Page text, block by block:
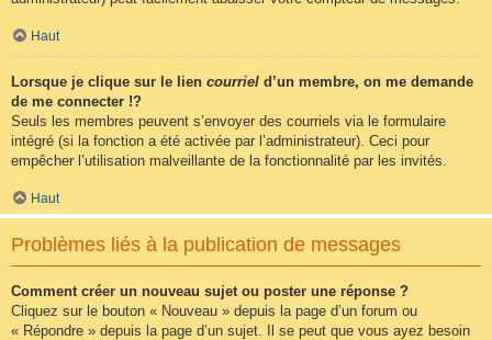
Haut
Lorsque je clique sur le lien courriel d’un membre, on me demande
de me connecter !?
Seuls les membres peuvent s’envoyer des courriels via le formulaire
intégré (si la fonction a été activée par l’administrateur). Ceci pour
empêcher l’utilisation malveillante de la fonctionnalité par les invités.
Haut
Problèmes liés à la publication de messages
Comment créer un nouveau sujet ou poster une réponse ?
Cliquez sur le bouton « Nouveau » depuis la page d’un forum ou
« Répondre » depuis la page d’un sujet. Il se peut que vous ayez besoin